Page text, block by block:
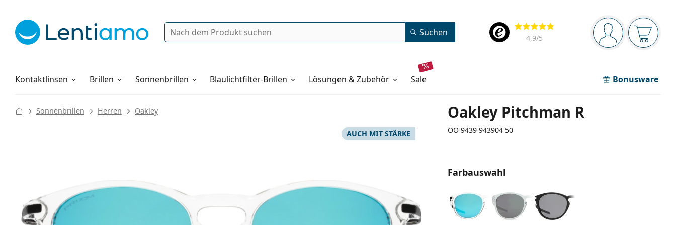
Navigationsleiste
Sie sind Der
Bewertung
4,9/5
Suche Suchen
Kontaktlinsen
Pflegemittel Brillen Sonnenbrillen Blaulichtfilter-Brillen Lösungen & Zubehör sale Bonusware
Alles über den Einkauf
Oakley Pitchman R
OO 9439 943904 50
Sonnenbrillen Herren Oakley
AUCH MIT STÄRKE
Farbauswahl